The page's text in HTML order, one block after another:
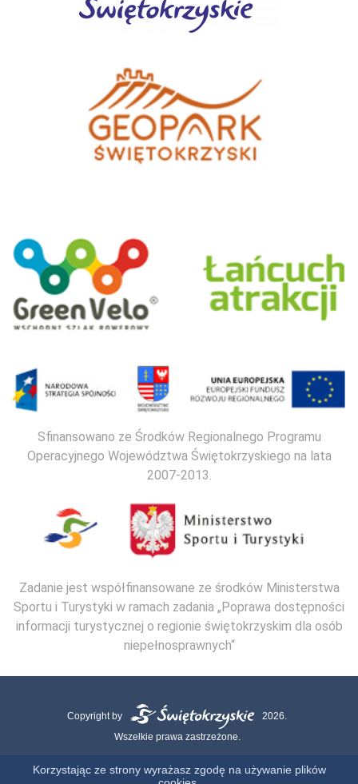
Sfinansowano ze Środków Regionalnego Programu
Operacyjnego Województwa Świętokrzyskiego na lata
2007-2013.
Zadanie jest współfinansowane ze środków Ministerstwa
Sportu i Turystyki w ramach zadania „Poprawa dostępności
informacji turystycznej o regionie świętokrzyskim dla osób
niepełnosprawnych“
Copyright by
2026.
Wszelkie prawa zastrzeżone.
Polityka Cookies Polityka Prywatności
Korzystając ze strony wyrażasz zgodę na używanie plików